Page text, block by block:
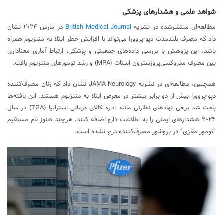
شواهد علمی و هشدارهای پزشکی
مطالعه‌ای منتشرشده در نشریه British Medical Journal
در مارس ۲۰۲۴ نشان
داد که مصرف بلندمدت دپو-پروورا می‌تواند با افزایش خطر ابتلا به مننژیوم همراه
باشد. این پژوهش با بررسی داده‌های جمعیتی و پزشکی، ارتباط آماری معناداری
بین مصرف مدروکسی‌پروژسترون استات (MPA) و رشد تومورهای مننژیوم یافت.
همچنین، مطالعه‌ای در نشریه JAMA Neurology نشان داد که زنان مصرف‌کننده
دپو-پروورا بیش از دو برابر بیشتر در معرض ابتلا به مننژیوم هستند. این یافته‌ها
باعث شد برخی نهادهای نظارتی مانند اداره کالای درمانی استرالیا (TGA) در سال
۲۰۲۴ هشدارهای ایمنی را به اطلاعات دارو اضافه کنند، هرچند هنوز نام مستقیم
“تومور مغزی” در بروشور مصرف‌کننده درج نشده است.